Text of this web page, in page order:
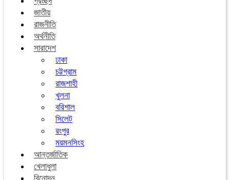
জাতীয়
রাজনীতি
অর্থনীতি
সারাদেশ
ঢাকা
চট্টগ্রাম
রাজশাহী
খুলনা
বরিশাল
সিলেট
রংপুর
ময়মনসিংহ
আন্তর্জাতিক
খেলাধুলা